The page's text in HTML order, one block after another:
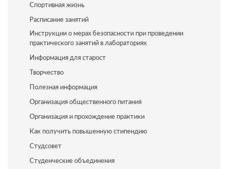
Спортивная жизнь
Расписание занятий
Инструкции о мерах безопасности при проведении
практического занятий в лабораториях
Информация для старост
Творчество
Полезная информация
Организация общественного питания
Организация и прохождение практики
Как получить повышенную стипендию
Студсовет
Студенческие объединения